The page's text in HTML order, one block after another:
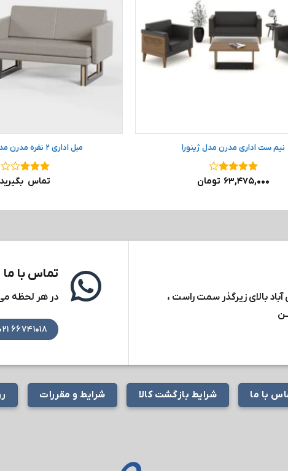
نیم ست اداری مدرن مدل ژینورا
نمره۴
۶۳,۴۷۵,۰۰۰ تومان
مبل اداری ۲ نفره مدرن مدل اسکوبار
نمره ۳
تماس بگیرید
بالای زیرگذر سمت راست ،
تماس با ما
در هر لحظه
۶۶۷۴۱۰۱۸ ۰۲۱
با ما شرایط بازگشت کالا شرایط و مقررات